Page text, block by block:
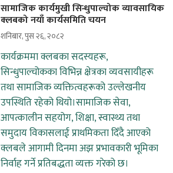
सामाजिक कार्यमुखी सिन्धुपाल्चोक व्यावसायिक
क्लबको नयाँ कार्यसमिति चयन
शनिबार, पुस २६, २०८२
कार्यक्रममा क्लबका सदस्यहरू,
सिन्धुपाल्चोकका विभिन्न क्षेत्रका व्यवसायीहरू
तथा सामाजिक व्यक्तित्वहरूको उल्लेखनीय
उपस्थिति रहेको थियो।सामाजिक सेवा,
आपत्कालीन सहयोग, शिक्षा, स्वास्थ्य तथा
समुदाय विकासलाई प्राथमिकता दिँदै आएको
क्लबले आगामी दिनमा अझ प्रभावकारी भूमिका
निर्वाह गर्ने प्रतिबद्धता व्यक्त गरेको छ।